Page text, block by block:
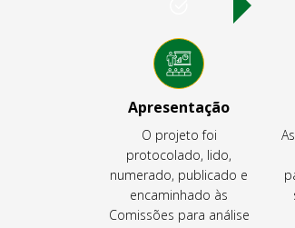
Apresentação
O projeto foi
protocolado, lido,
numerado, publicado e
encaminhado às
Comissões para análise